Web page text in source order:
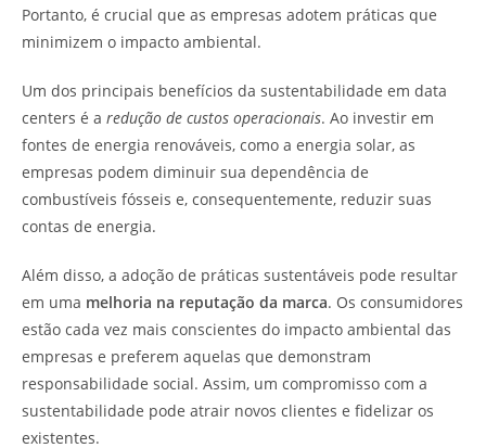
Portanto, é crucial que as empresas adotem práticas que
minimizem o impacto ambiental.
Um dos principais benefícios da sustentabilidade em data
centers é a redução de custos operacionais. Ao investir em
fontes de energia renováveis, como a energia solar, as
empresas podem diminuir sua dependência de
combustíveis fósseis e, consequentemente, reduzir suas
contas de energia.
Além disso, a adoção de práticas sustentáveis pode resultar
em uma melhoria na reputação da marca. Os consumidores
estão cada vez mais conscientes do impacto ambiental das
empresas e preferem aquelas que demonstram
responsabilidade social. Assim, um compromisso com a
sustentabilidade pode atrair novos clientes e fidelizar os
existentes.